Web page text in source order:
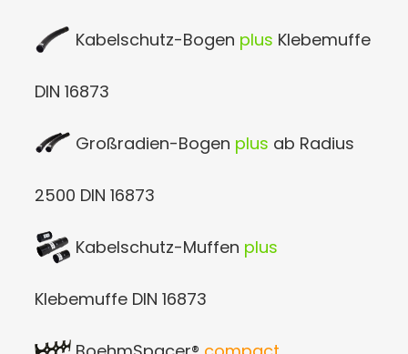
Kabelschutz-Bogen plus Klebemuffe
DIN 16873
Großradien-Bogen plus ab Radius
2500 DIN 16873
Kabelschutz-Muffen plus
Klebemuffe DIN 16873